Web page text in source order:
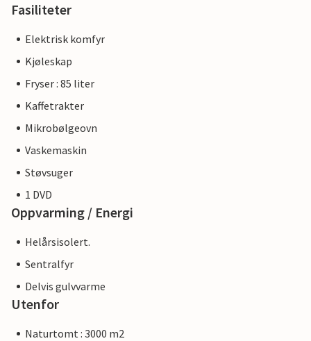
Fasiliteter
Elektrisk komfyr
Kjøleskap
Fryser : 85 liter
Kaffetrakter
Mikrobølgeovn
Vaskemaskin
Støvsuger
1 DVD
Oppvarming / Energi
Helårsisolert.
Sentralfyr
Delvis gulvvarme
Utenfor
Naturtomt : 3000 m2